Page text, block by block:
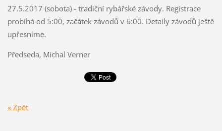
27.5.2017 (sobota) - tradiční rybářské závody. Registrace
probíhá od 5:00, začátek závodů v 6:00. Detaily závodů ještě
upřesníme.
Předseda, Michal Verner
« Zpět